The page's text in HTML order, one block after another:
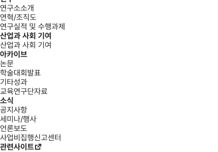
연구소소개
연혁/조직도
연구실적 및 수행과제
산업과 사회 기여
산업과 사회 기여
아카이브
논문
학술대회발표
기타성과
교육연구단자료
소식
공지사항
세미나/행사
언론보도
사업비집행신고센터
관련사이트